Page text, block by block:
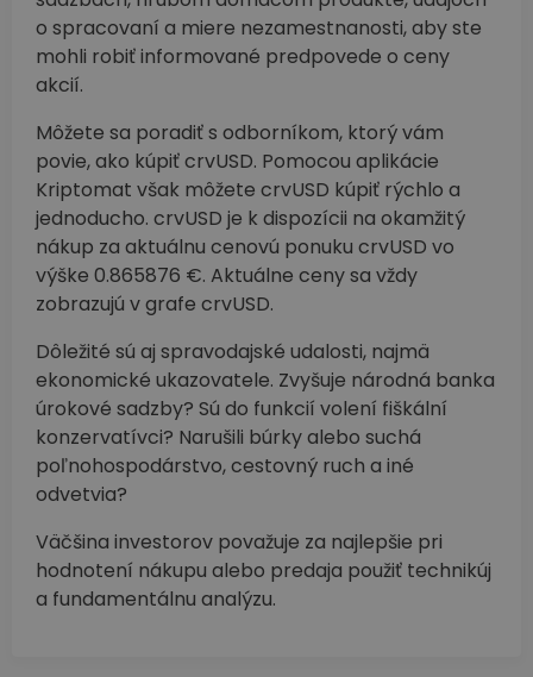
o spracovaní a miere nezamestnanosti, aby ste
mohli robiť informované predpovede o ceny
akcií.
Môžete sa poradiť s odborníkom, ktorý vám
povie, ako kúpiť crvUSD. Pomocou aplikácie
Kriptomat však môžete crvUSD kúpiť rýchlo a
jednoducho. crvUSD je k dispozícii na okamžitý
nákup za aktuálnu cenovú ponuku crvUSD vo
výške 0.865876 €. Aktuálne ceny sa vždy
zobrazujú v grafe crvUSD.
Dôležité sú aj spravodajské udalosti, najmä
ekonomické ukazovatele. Zvyšuje národná banka
úrokové sadzby? Sú do funkcií volení fiškální
konzervatívci? Narušili búrky alebo suchá
poľnohospodárstvo, cestovný ruch a iné
odvetvia?
Väčšina investorov považuje za najlepšie pri
hodnotení nákupu alebo predaja použiť technikúj
a fundamentálnu analýzu.